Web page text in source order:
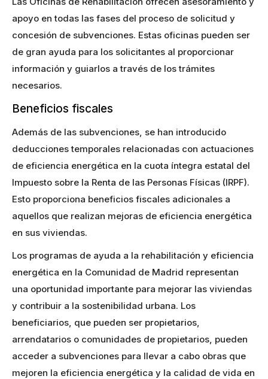
apoyo en todas las fases del proceso de solicitud y
concesión de subvenciones. Estas oficinas pueden ser
de gran ayuda para los solicitantes al proporcionar
información y guiarlos a través de los trámites
necesarios.
Beneficios fiscales
Además de las subvenciones, se han introducido
deducciones temporales relacionadas con actuaciones
de eficiencia energética en la cuota íntegra estatal del
Impuesto sobre la Renta de las Personas Físicas (IRPF).
Esto proporciona beneficios fiscales adicionales a
aquellos que realizan mejoras de eficiencia energética
en sus viviendas.
Los programas de ayuda a la rehabilitación y eficiencia
energética en la Comunidad de Madrid representan
una oportunidad importante para mejorar las viviendas
y contribuir a la sostenibilidad urbana. Los
beneficiarios, que pueden ser propietarios,
arrendatarios o comunidades de propietarios, pueden
acceder a subvenciones para llevar a cabo obras que
mejoren la eficiencia energética y la calidad de vida en